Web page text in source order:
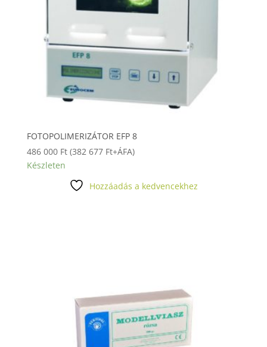
FOTOPOLIMERIZÁTOR EFP 8
486 000 Ft (382 677 Ft+ÁFA)
Készleten
Hozzáadás a kedvencekhez